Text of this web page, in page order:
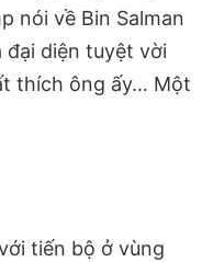
nói về Bin Salman
đại diện tuyệt vời
thích ông ấy… Một
tiến bộ ở vùng